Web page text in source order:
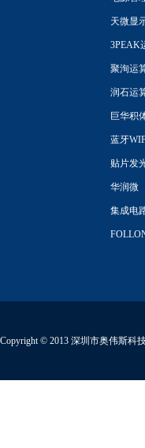
天微显
3PEAK
聚洵运
润石运
巨华积
蓝牙
贴片发
华润微
集成电
Copyright © 2013 深圳市奥伟斯科